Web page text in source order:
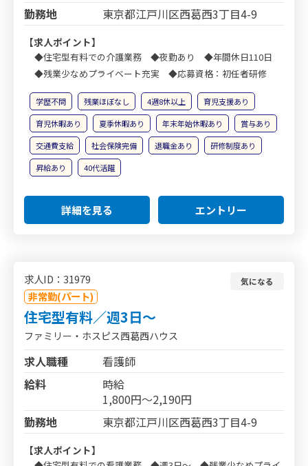
勤務地
東京都江戸川区西葛西3丁目4-9
【求人ポイント】
◆住宅型有料での介護業務 ◆夜勤あり ◆年間休日110日
◆残業少なめプライベート充実 ◆応募資格：初任者研修
学歴不問 残業ほぼなし 4週8休以上
育児支援あり
育児休暇あり
夏季休暇あり 年末年始休暇あり
賞与あり
交通費支給
社会保険完備 退職金あり
研修制度あり
昇給あり
40代活躍
詳細を見る エントリー
求人ID：31979
非常勤(パート)
気になる
住宅型有料／週3日～
ファミリー・ホスピス西葛西ハウス
求人職種
看護師
給料
時給
1,800円～2,190円
勤務地
東京都江戸川区西葛西3丁目4-9
【求人ポイント】